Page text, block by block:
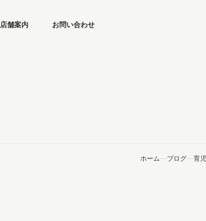
店舗案内 お問い合わせ
ホーム ブログ 育